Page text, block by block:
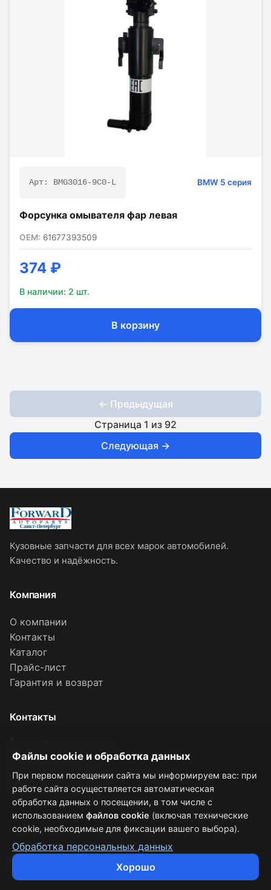
Арт: BMG3016-9C0-L BMW 5 серия
Форсунка омывателя фар левая
OEM: 61677393509
374 ₽
В наличии: 2 шт.
В корзину
← Предыдущая
Страница 1 из 92
Следующая →
Кузовные запчасти для всех марок автомобилей.
Качество и надёжность.
Компания
О компании
Контакты
Каталог
Прайс-лист
Гарантия и возврат
Контакты
spb@autobody.ru
г. Санкт-Петербург, ул. Смоляная 13к1
Пн–Пт: 09:00–18:00
Файлы cookie и обработка данных
При первом посещении сайта мы информируем вас: при
работе сайта осуществляется автоматическая
обработка данных о посещении, в том числе с
использованием файлов cookie (включая технические
cookie, необходимые для фиксации вашего выбора).
Обработка персональных данных
Хорошо